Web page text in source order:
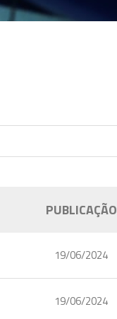
PUBLICAÇÃO
19/06/2024
19/06/2024